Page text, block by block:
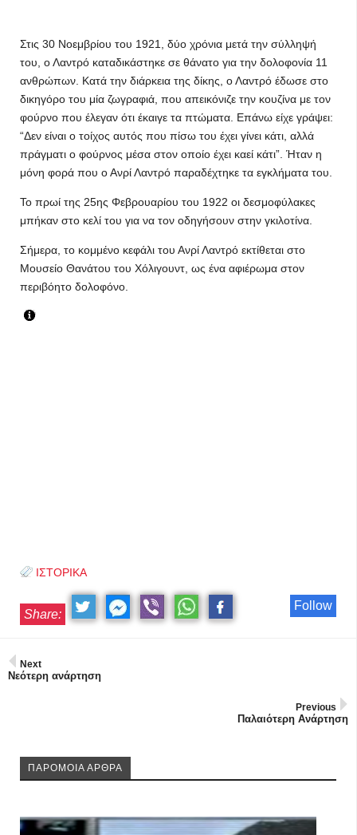
Στις 30 Νοεμβρίου του 1921, δύο χρόνια μετά την σύλληψή
του, ο Λαντρό καταδικάστηκε σε θάνατο για την δολοφονία 11
ανθρώπων. Κατά την διάρκεια της δίκης, ο Λαντρό έδωσε στο
δικηγόρο του μία ζωγραφιά, που απεικόνιζε την κουζίνα με τον
φούρνο που έλεγαν ότι έκαιγε τα πτώματα. Επάνω είχε γράψει:
“Δεν είναι ο τοίχος αυτός που πίσω του έχει γίνει κάτι, αλλά
πράγματι ο φούρνος μέσα στον οποίο έχει καεί κάτι”. Ήταν η
μόνη φορά που ο Ανρί Λαντρό παραδέχτηκε τα εγκλήματα του.
Το πρωί της 25ης Φεβρουαρίου του 1922 οι δεσμοφύλακες
μπήκαν στο κελί του για να τον οδηγήσουν στην γκιλοτίνα.
Σήμερα, το κομμένο κεφάλι του Ανρί Λαντρό εκτίθεται στο
Μουσείο Θανάτου του Χόλιγουντ, ως ένα αφιέρωμα στον
περιβόητο δολοφόνο.
ΙΣΤΟΡΙΚΑ
Follow
Share:
Next
Νεότερη ανάρτηση
Previous
Παλαιότερη Ανάρτηση
ΠΑΡΟΜΟΙΑ ΑΡΘΡΑ